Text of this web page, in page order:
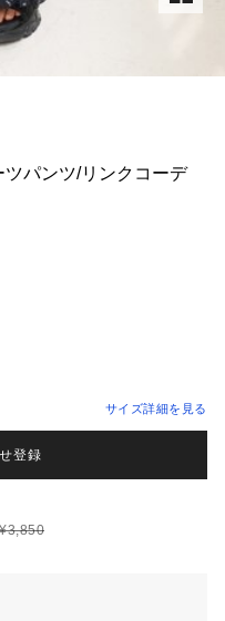
ツパンツ/リンクコーデ
サイズ詳細を見る
登録
¥3,850